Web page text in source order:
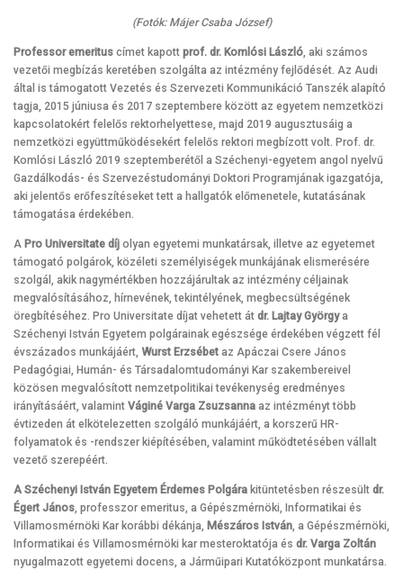
(Fotók: Májer Csaba József)
Professor emeritus címet kapott prof. dr. Komlósi László , aki számos
vezetői megbízás keretében szolgálta az intézmény fejlődését. Az Audi
által is támogatott Vezetés és Szervezeti Kommunikáció Tanszék alapító
tagja, 2015 júniusa és 2017 szeptembere között az egyetem nemzetközi
kapcsolatokért felelős rektorhelyettese, majd 2019 augusztusáig a
nemzetközi együttműködésekért felelős rektori megbízott volt. Prof. dr.
Komlósi László 2019 szeptemberétől a Széchenyi-egyetem angol nyelvű
Gazdálkodás- és Szervezéstudományi Doktori Programjának igazgatója,
aki jelentős erőfeszítéseket tett a hallgatók előmenetele, kutatásának
támogatása érdekében.
A Pro Universitate díj olyan egyetemi munkatársak, illetve az egyetemet
támogató polgárok, közéleti személyiségek munkájának elismerésére
szolgál, akik nagymértékben hozzájárultak az intézmény céljainak
megvalósításához, hírnevének, tekintélyének, megbecsültségének
öregbítéséhez. Pro Universitate díjat vehetett át dr. Lajtay Györgya
Széchenyi István Egyetem polgárainak egészsége érdekében végzett fél
évszázados munkájáért, Wurst Erzsébet az Apáczai Csere János
Pedagógiai, Humán- és Társadalomtudományi Kar szakembereivel
közösen megvalósított nemzetpolitikai tevékenység eredményes
irányításáért, valamint Váginé Varga Zsuzsanna az intézményt több
évtizeden át elkötelezetten szolgáló munkájáért, a korszerű HR-
folyamatok és -rendszer kiépítésében, valamint működtetésében vállalt
vezető szerepéért.
A Széchenyi István Egyetem Érdemes Polgára kitüntetésben részesült dr.
Égert János, professzor emeritus, a Gépészmérnöki, Informatikai és
Villamosmérnöki Kar korábbi dékánja, Mészáros István, a Gépészmérnöki,
Informatikai és Villamosmérnöki kar mesteroktatója és dr. Varga Zoltán
nyugalmazott egyetemi docens, a Járműipari Kutatóközpont munkatársa.